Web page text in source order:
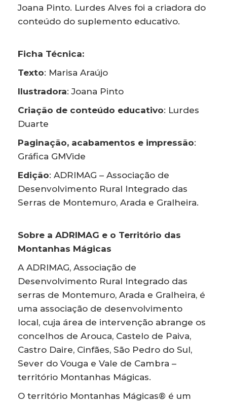
Joana Pinto. Lurdes Alves foi a criadora do
conteúdo do suplemento educativo.
Ficha Técnica:
Texto: Marisa Araújo
Ilustradora: Joana Pinto
Criação de conteúdo educativo: Lurdes
Duarte
Paginação, acabamentos e impressão:
Gráfica GMVide
Edição: ADRIMAG – Associação de
Desenvolvimento Rural Integrado das
Serras de Montemuro, Arada e Gralheira.
Sobre a ADRIMAG e o Território das
Montanhas Mágicas
A ADRIMAG, Associação de
Desenvolvimento Rural Integrado das
serras de Montemuro, Arada e Gralheira, é
uma associação de desenvolvimento
local, cuja área de intervenção abrange os
concelhos de Arouca, Castelo de Paiva,
Castro Daire, Cinfães, São Pedro do Sul,
Sever do Vouga e Vale de Cambra –
território Montanhas Mágicas.
O território Montanhas Mágicas® é um